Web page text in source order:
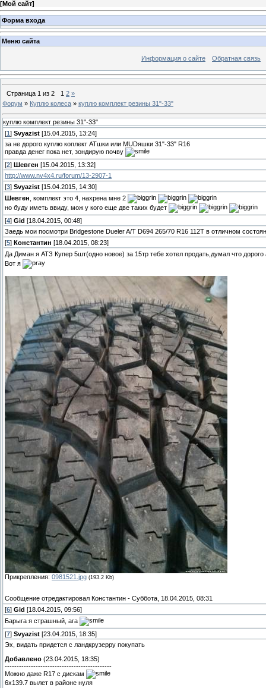
[Мой сайт]
Форма входа
Меню сайта
Информация о сайте Обратная связь
Страница 1 из 2 1 2 »
Форум » Куплю колеса » куплю комплект резины 31"-33"
куплю комплект резины 31"-33"
[1 ] Svyazist [15.04.2015, 13:24]
за не дорого куплю коплект АТшки или MUDяшки 31"-33" R16
правда денег пока нет, зондирую почву
[2] Шевген [15.04.2015, 13:32]
http://www.nv4x4.ru/forum/13-2907-1
[3] Svyazist [15.04.2015, 14:30]
Шевген , комплект это 4, нахрена мне 2
но буду иметь ввиду, мож у кого еще две таких будет
[4] Gid [18.04.2015, 00:48]
Заедь мои посмотри Bridgestone Dueler A/T D694 265/70 R16 112T в отличном
[5] Константин [18.04.2015, 08:23]
Да Диман я АТЗ Купер 5шт(одно новое) за 15тр тебе хотел продать,думал что
Вот я
Прикрепления: 0981521.jpg (193.2 Kb)
Сообщение отредактировал Константин - Суббота, 18.04.2015, 08:31
[6] Gid [18.04.2015, 09:56]
Барыга я страшный, ага
[7] Svyazist [23.04.2015, 18:35]
Эх, видать придется с ландкрузерру покупать
Добавлено (23.04.2015, 18:35)
---------------------------------------------
Можно даже R17 с дискам
6х139.7 вылет в районе нуля